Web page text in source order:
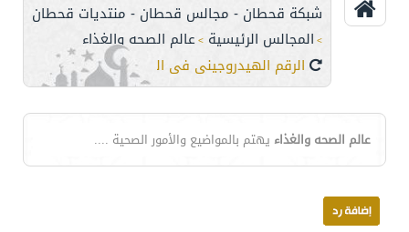
شبكة قحطان - مجالس قحطان - منتديات قحطان
> المجالس الرئيسية > عالم الصحه والغذاء
الرقم الهيدروجينى فى الماء ph !!!
عالم الصحه والغذاء يهتم بالمواضيع والأمور الصحية ....